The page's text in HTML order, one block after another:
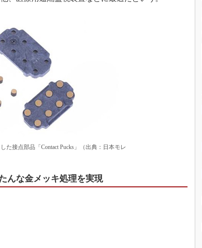
た接点部品「Contact Pucks」（出典：日本モレ
んな金メッキ処理を実現